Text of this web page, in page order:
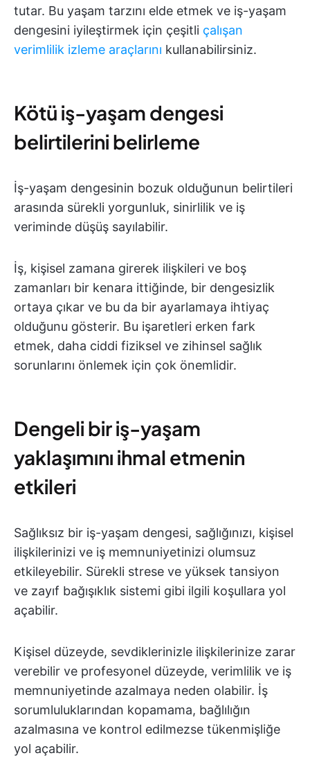
tutar. Bu yaşam tarzını elde etmek ve iş-yaşam
dengesini iyileştirmek için çeşitli çalışan
verimlilik izleme araçlarını kullanabilirsiniz.
Kötü iş-yaşam dengesi
belirtilerini belirleme
İş-yaşam dengesinin bozuk olduğunun belirtileri
arasında sürekli yorgunluk, sinirlilik ve iş
veriminde düşüş sayılabilir.
İş, kişisel zamana girerek ilişkileri ve boş
zamanları bir kenara ittiğinde, bir dengesizlik
ortaya çıkar ve bu da bir ayarlamaya ihtiyaç
olduğunu gösterir. Bu işaretleri erken fark
etmek, daha ciddi fiziksel ve zihinsel sağlık
sorunlarını önlemek için çok önemlidir.
Dengeli bir iş-yaşam
yaklaşımını ihmal etmenin
etkileri
Sağlıksız bir iş-yaşam dengesi, sağlığınızı, kişisel
ilişkilerinizi ve iş memnuniyetinizi olumsuz
etkileyebilir. Sürekli strese ve yüksek tansiyon
ve zayıf bağışıklık sistemi gibi ilgili koşullara yol
açabilir.
Kişisel düzeyde, sevdiklerinizle ilişkilerinize zarar
verebilir ve profesyonel düzeyde, verimlilik ve iş
memnuniyetinde azalmaya neden olabilir. İş
sorumluluklarından kopamama, bağlılığın
azalmasına ve kontrol edilmezse tükenmişliğe
yol açabilir.